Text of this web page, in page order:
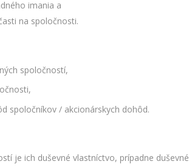
imania a
na spoločnosti.
spoločností,
spoločníkov / akcionárskych dohôd.
je ich duševné vlastníctvo, prípadne duševné